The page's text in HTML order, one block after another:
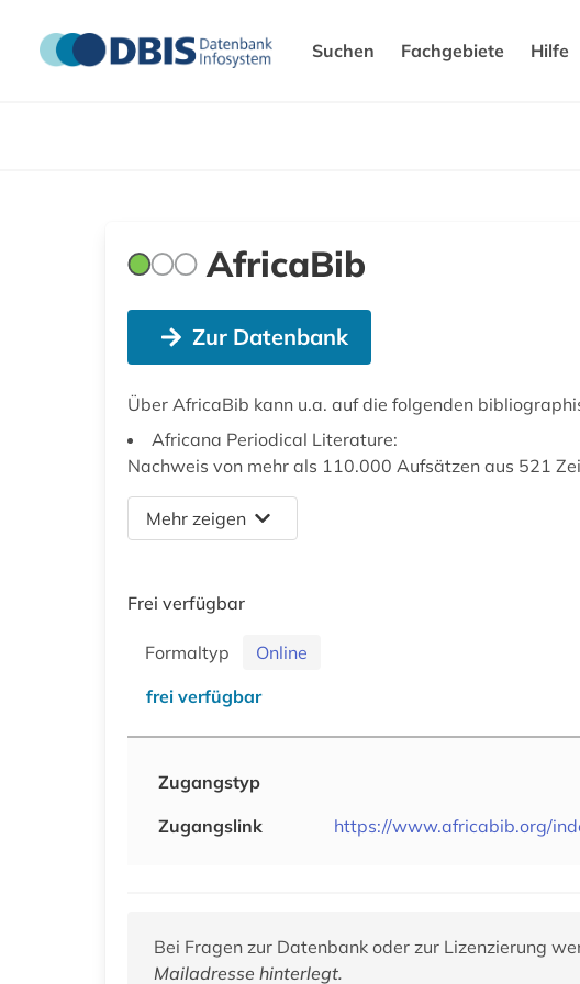
Suchen Fachgebiete Hilfe
AfricaBib
Zur Datenbank
Über AfricaBib kann u.a. auf die folgenden
Africana Periodical Literature:
Nachweis von mehr als 110.000 Aufsätzen aus 521
Mehr zeigen
Frei verfügbar
Formaltyp
Online
frei verfügbar
Zugangstyp
Zugangslink
https://www.africabib.org/
Bei Fragen zur Datenbank oder zur Lizenzierung
Mailadresse hinterlegt.